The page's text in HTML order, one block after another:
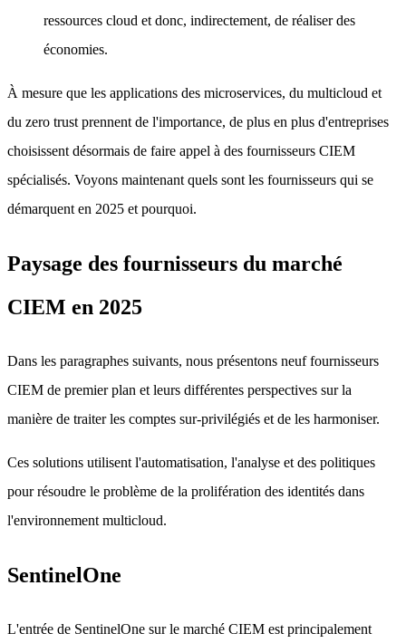
ressources cloud et donc, indirectement, de réaliser des
économies.
À mesure que les applications des microservices, du multicloud et
du zero trust prennent de l'importance, de plus en plus d'entreprises
choisissent désormais de faire appel à des fournisseurs CIEM
spécialisés. Voyons maintenant quels sont les fournisseurs qui se
démarquent en 2025 et pourquoi.
Paysage des fournisseurs du marché
CIEM en 2025
Dans les paragraphes suivants, nous présentons neuf fournisseurs
CIEM de premier plan et leurs différentes perspectives sur la
manière de traiter les comptes sur-privilégiés et de les harmoniser.
Ces solutions utilisent l'automatisation, l'analyse et des politiques
pour résoudre le problème de la prolifération des identités dans
l'environnement multicloud.
SentinelOne
L'entrée de SentinelOne sur le marché CIEM est principalement